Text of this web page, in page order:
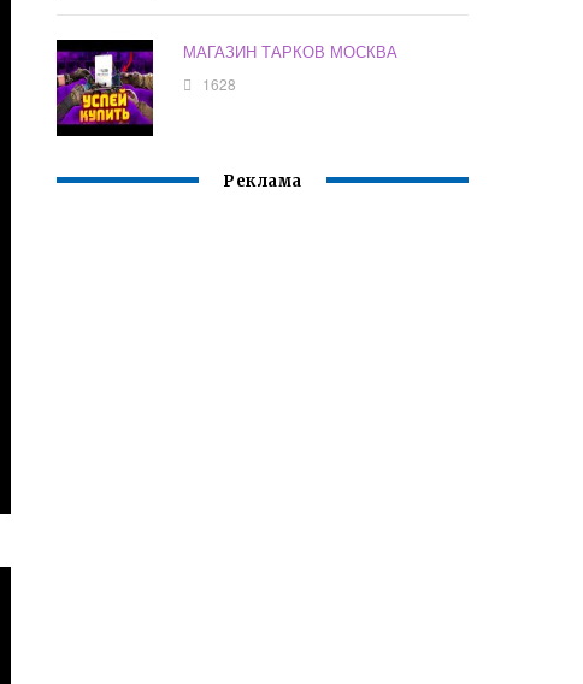
МАГАЗИН ТАРКОВ МОСКВА
1628
Реклама